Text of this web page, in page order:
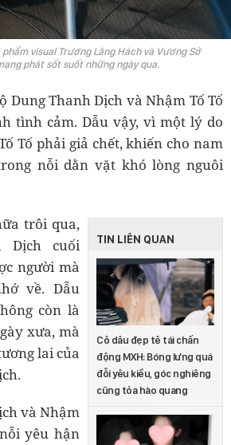
visual Trương Lăng Hách và Vương Sở
phát sốt suốt những ngày qua.
Dung Thanh Dịch và Nhậm Tố Tố
tình cảm. Dẫu vậy, vì một lý do
Tố phải giả chết, khiến cho nam
nỗi dằn vặt khó lòng nguôi
TIN LIÊN QUAN
Cô dâu đẹp tê tái chấn
động MXH: Bóng lưng quá
đỗi yêu kiều, góc nghiêng
cũng tỏa hào quang
trôi qua,
Dịch cuối
người mà
về. Dẫu
còn là
xưa, mà
lai của
và Nhậm
yêu hận